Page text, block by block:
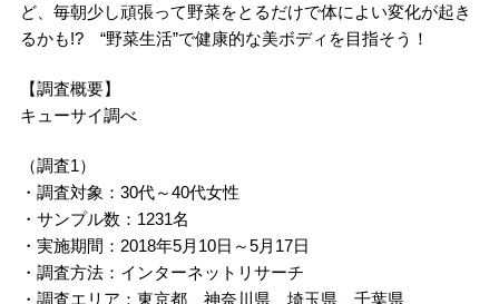
ど、毎朝少し頑張って野菜をとるだけで体によい変化が起き
るかも!? “野菜生活”で健康的な美ボディを目指そう！
【調査概要】
キューサイ調べ
（調査1）
・調査対象：30代～40代女性
・サンプル数：1231名
・実施期間：2018年5月10日～5月17日
・調査方法：インターネットリサーチ
・調査エリア：東京都、神奈川県、埼玉県、千葉県